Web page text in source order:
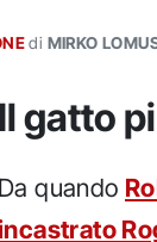
di MIRKO
Il gatto
Da quando